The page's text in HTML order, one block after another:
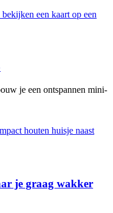
je een ontspannen mini-
je graag wakker